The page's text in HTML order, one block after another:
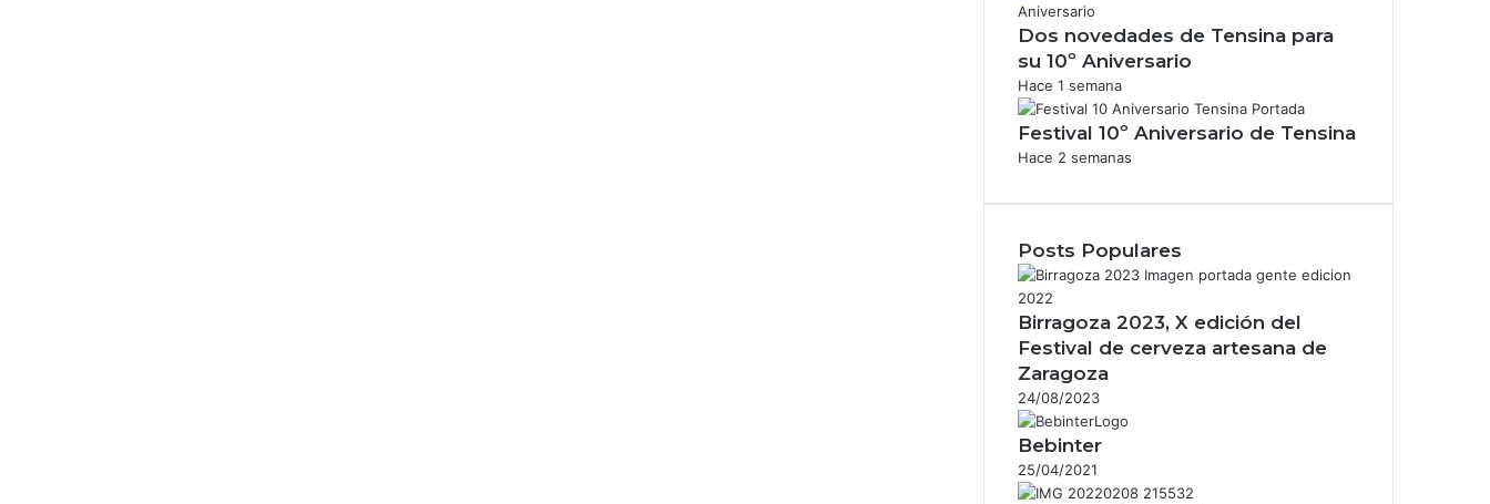
Dos novedades de Tensina para
su 10º Aniversario
Hace 1 semana
Festival 10º Aniversario de Tensina
Hace 2 semanas
Posts Populares
Birragoza 2023, X edición del
Festival de cerveza artesana de
Zaragoza
24/08/2023
Bebinter
25/04/2021